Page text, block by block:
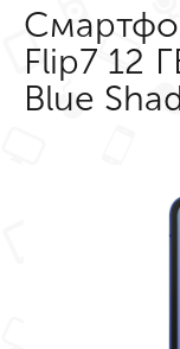
Flip7 12
Blue